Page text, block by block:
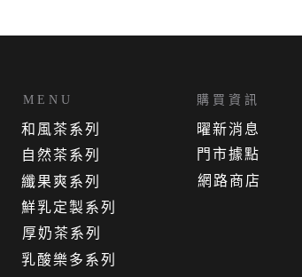
網路商店
門市據點
曜新消息
購買資訊
乳酸樂多系列
厚奶茶系列
鮮乳定製系列
纖果爽系列
自然茶系列
和風茶系列
MENU